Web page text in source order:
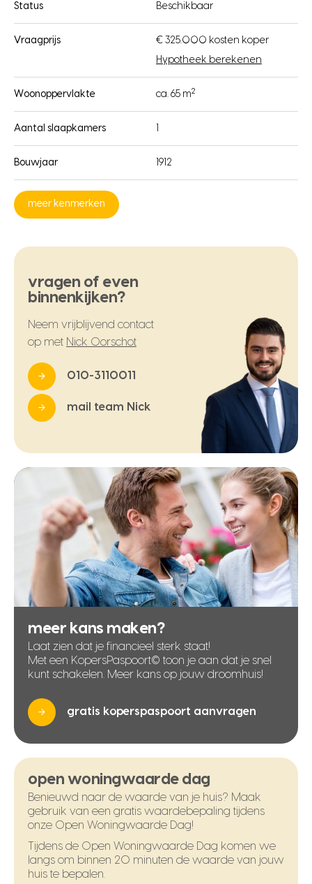
Status Beschikbaar
Vraagprijs
€ 325.000 kosten koper
Hypotheek berekenen
Woonoppervlakte ca. 65 m2
Aantal slaapkamers
Bouwjaar 1912
meer kenmerken
vragen of even
binnenkijken?
Neem vrijblijvend contact
op met Nick Oorschot
010-3110011
mail team Nick
meer kans maken?
Laat zien dat je financieel sterk staat!
Met een KopersPaspoort© toon je aan dat je snel
kunt schakelen. Meer kans op jouw droomhuis!
gratis koperspaspoort aanvragen
open woningwaarde dag
Benieuwd naar de waarde van je huis? Maak
gebruik van een gratis waardebepaling tijdens
onze Open Woningwaarde Dag!
Tijdens de Open Woningwaarde Dag komen we
langs om binnen 20 minuten de waarde van jouw
huis te bepalen.